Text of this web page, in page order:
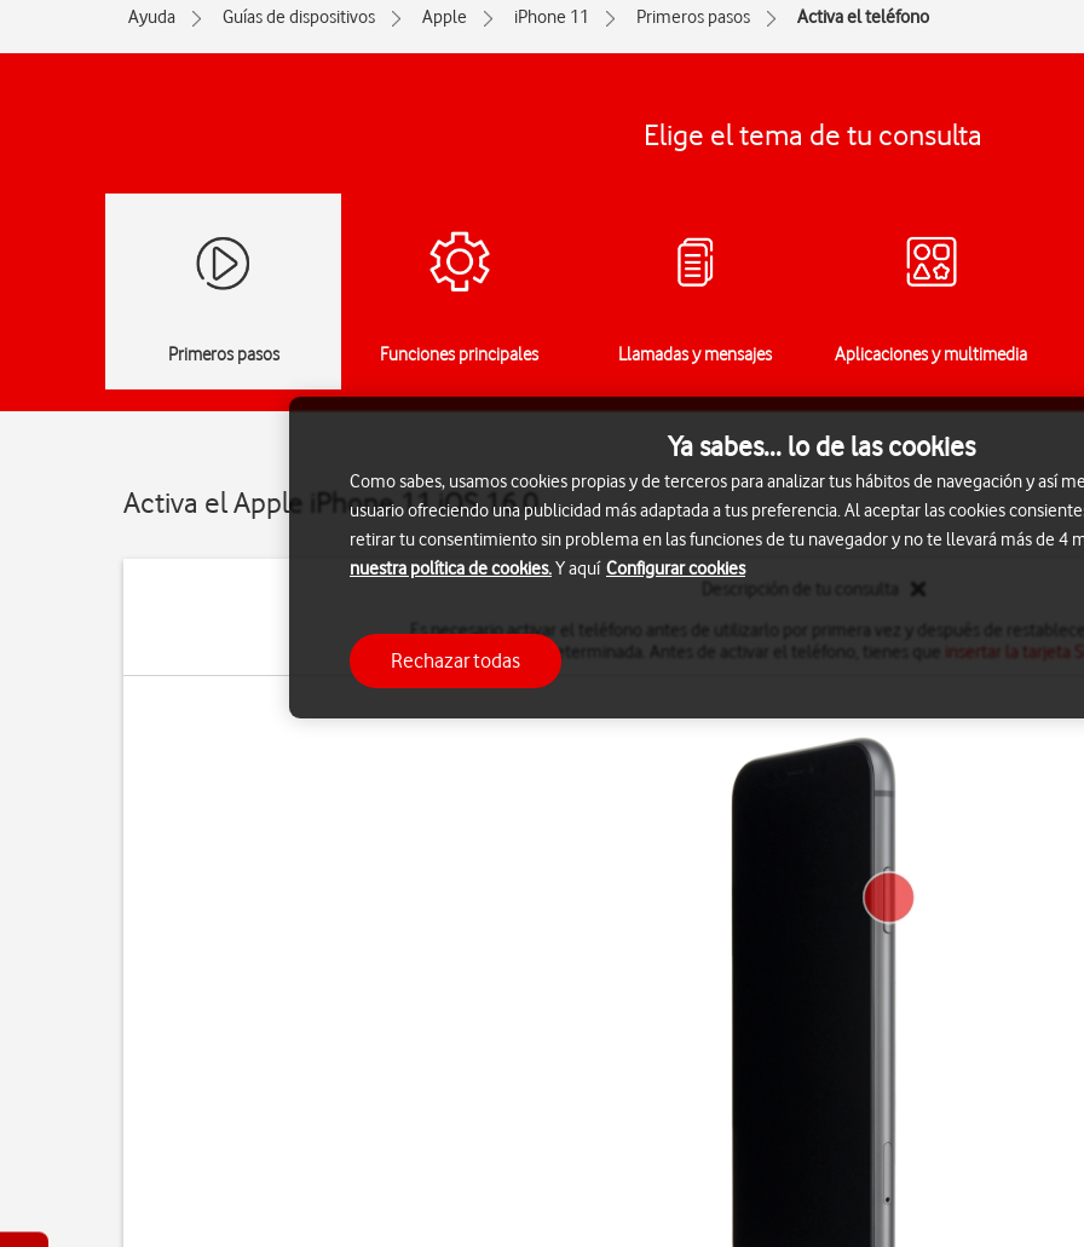
Ayuda Guías de dispositivos Apple iPhone 11 Primeros pasos Activa el teléfono
Elige el tema de tu consulta
Primeros pasos Funciones principales Llamadas y mensajes Aplicaciones y multimedia
Activa el Apple iPhone 11 iOS 16.0
Es necesario activar el teléfono antes de utilizarlo por primera vez y después de
predeterminada. Antes de activar el teléfono, tienes que
insertar la tarjeta
Ya sabes... lo de las cookies
Como sabes, usamos cookies propias y de terceros para analizar tus hábitos de navegación y así
usuario ofreciendo una publicidad más adaptada a tus preferencia. Al aceptar las cookies
retirar tu consentimiento sin problema en las funciones de tu navegador y no te llevará más de 4
nuestra política de cookies.Y aquí Configurar cookies
Rechazar todas